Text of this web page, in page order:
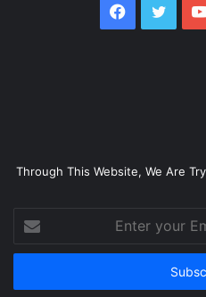
Facebook
Through This Website, We Are
your
Email